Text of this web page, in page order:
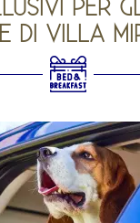
PER
DI VILLA